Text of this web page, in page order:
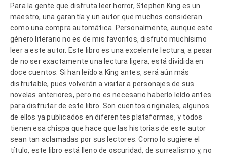
Para la gente que disfruta leer horror, Stephen King es un
maestro, una garantía y un autor que muchos consideran
como una compra automática. Personalmente, aunque este
género literario no es de mis favoritos, disfruto muchísimo
leer a este autor. Este libro es una excelente lectura, a pesar
de no ser exactamente una lectura ligera, está dividida en
doce cuentos. Si han leído a King antes, será aún más
disfrutable, pues volverán a visitar a personajes de sus
novelas anteriores, pero no es necesario haberlo leído antes
para disfrutar de este libro. Son cuentos originales, algunos
de ellos ya publicados en diferentes plataformas, y todos
tienen esa chispa que hace que las historias de este autor
sean tan aclamadas por sus lectores. Como lo sugiere el
título, este libro está lleno de oscuridad, de surrealismo y, no